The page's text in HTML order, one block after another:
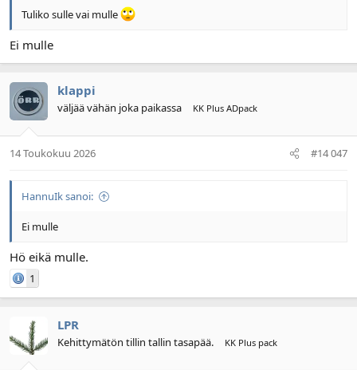
Tuliko sulle vai mulle
Ei mulle
klappi
väljää vähän joka paikassa KK Plus ADpack
14 Toukokuu 2026 #14 047
HannuIk sanoi:
Ei mulle
Hö eikä mulle.
1
LPR
Kehittymätön tillin tallin tasapää. KK Plus pack